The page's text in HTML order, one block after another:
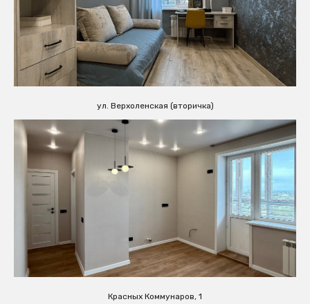
ул. Верхоленская (вторичка)
Красных Коммунаров, 1